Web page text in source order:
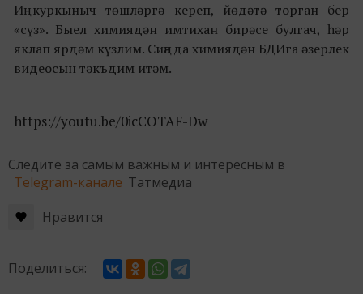
Иң куркыныч төшләргә кереп, йөдәтә торган бер
«сүз». Быел химиядән имтихан бирәсе булгач, һәр
яклап ярдәм күзлим. Сиңа да химиядән БДИга әзерлек
видеосын тәкъдим итәм.
https://youtu.be/0icCOTAF-Dw
Следите за самым важным и интересным в
Telegram-канале Татмедиа
Нравится
Поделиться: